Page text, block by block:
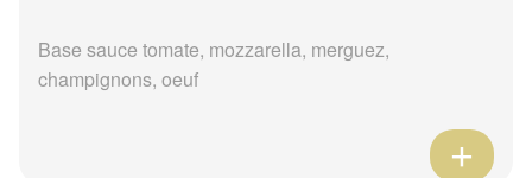
Base sauce tomate, mozzarella, merguez,
champignons, oeuf